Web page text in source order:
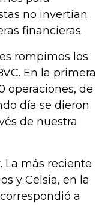
no invertían
financieras.
rompimos los
En la primera
operaciones, de
día se dieron
de nuestra
La más reciente
y Celsia, en la
a